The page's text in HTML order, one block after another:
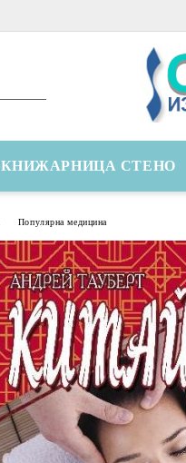
КНИЖАРНИЦА СТЕНО
Популярна медицина